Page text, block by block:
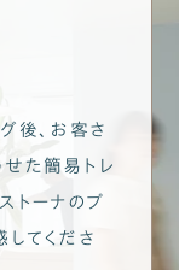
後、お客さ
た 簡易トレ
トーナのプ
てくださ